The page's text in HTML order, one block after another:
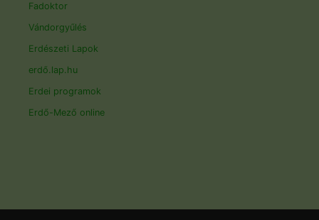
Fadoktor
Vándorgyűlés
Erdészeti Lapok
erdő.lap.hu
Erdei programok
Erdő-Mező online